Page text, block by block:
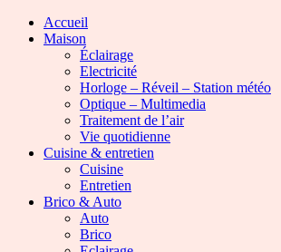
Accueil
Maison
Éclairage
Electricité
Horloge – Réveil – Station météo
Optique – Multimedia
Traitement de l’air
Vie quotidienne
Cuisine & entretien
Cuisine
Entretien
Brico & Auto
Auto
Brico